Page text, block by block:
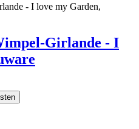
Girlande - I